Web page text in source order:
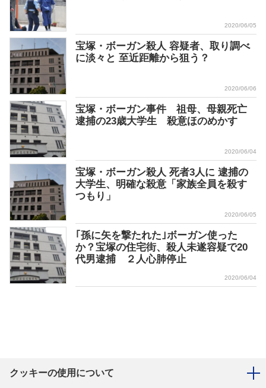
2020/06/05
宝塚・ボーガン殺人 容疑者、取り調べ
に淡々と 至近距離から狙う？
2020/06/06
宝塚・ボーガン事件 祖母、母親死亡
逮捕の23歳大学生 殺意ほのめかす
2020/06/04
宝塚・ボーガン殺人 死者3人に 逮捕の
大学生、明確な殺意「家族全員を殺す
つもり」
2020/06/05
｢孫に矢を撃たれた｣ボーガン使った
か？宝塚の住宅街、殺人未遂容疑で20
代男逮捕 ２人心肺停止
2020/06/04
クッキーの使用について